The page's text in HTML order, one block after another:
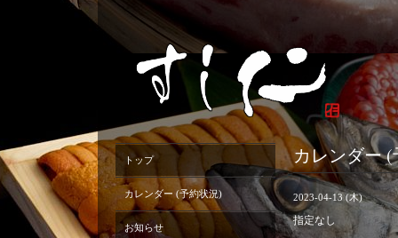
カレンダー
2023-04-13 (木)
指定なし
トップ
カレンダー (予約状況)
お知らせ